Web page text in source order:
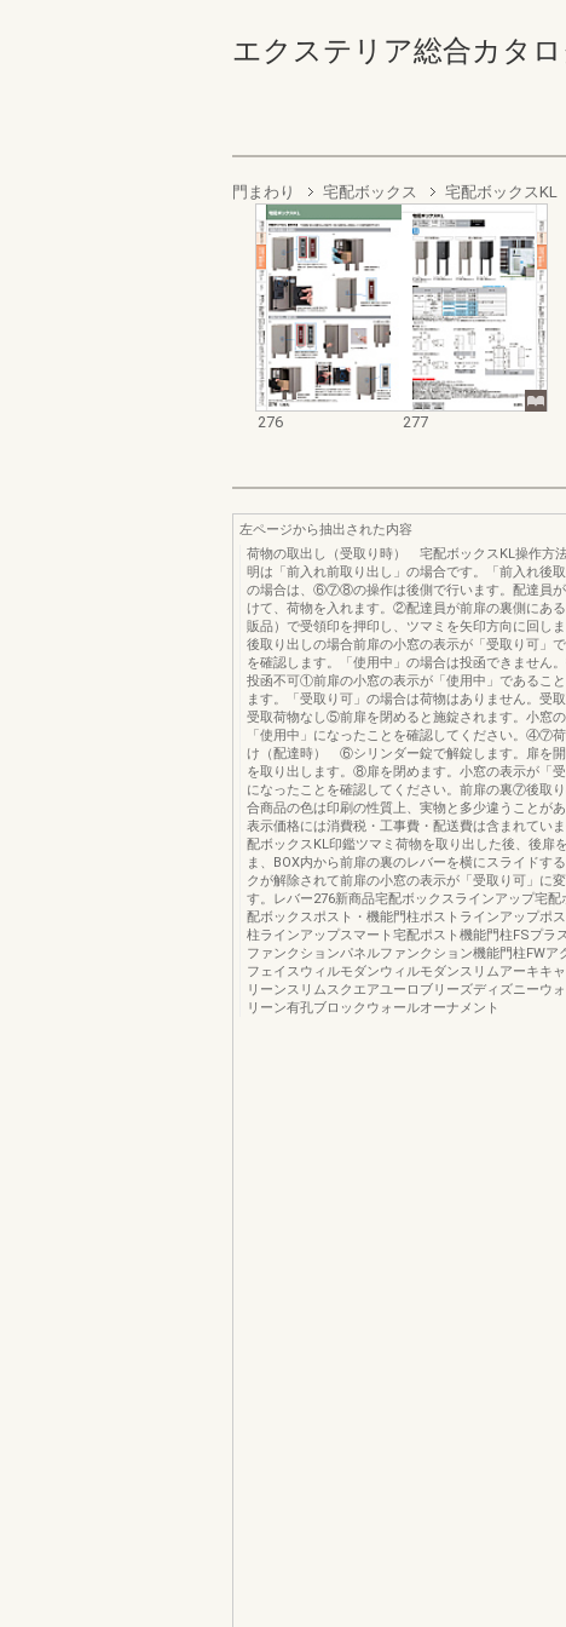
エクステリア総合カタ
門まわり 宅配ボックス 宅配ボックスKL
276 277
左ページから抽出された内容
荷物の取出し（受取り時） 宅配ボックスKL操作方
明は「前入れ前取り出し」の場合です。「前入れ後取
の場合は、⑥⑦⑧の操作は後側で行います。配達員が
けて、荷物を入れます。②配達員が前扉の裏側にあ
販品）で受領印を押印し、ツマミを矢印方向に回
後取り出しの場合前扉の小窓の表示が「受取り可」
を確認します。「使用中」の場合は投函できません
投函不可①前扉の小窓の表示が「使用中」であるこ
ます。「受取り可」の場合は荷物はありません。受
受取荷物なし⑤前扉を閉めると施錠されます。小窓
「使用中」になったことを確認してください。④⑦
け（配達時） ⑥シリンダー錠で解錠します。扉を開
を取り出します。⑧扉を閉めます。小窓の表示が「受
になったことを確認してください。前扉の裏⑦後取
合商品の色は印刷の性質上、実物と多少違うことがあ
表示価格には消費税・工事費・配送費は含まれてい
配ボックスKL印鑑ツマミ荷物を取り出した後、後扉
ま、BOX内から前扉の裏のレバーを横にスライドす
クが解除されて前扉の小窓の表示が「受取り可」に変
す。レバー276新商品宅配ボックスラインアップ宅配
配ボックスポスト・機能門柱ポストラインアップポ
柱ラインアップスマート宅配ポスト機能門柱FSプラ
ファンクションパネルファンクション機能門柱FWア
フェイスウィルモダンウィルモダンスリムアーキキ
リーンスリムスクエアユーロブリーズディズニーウ
リーン有孔ブロックウォールオーナメント